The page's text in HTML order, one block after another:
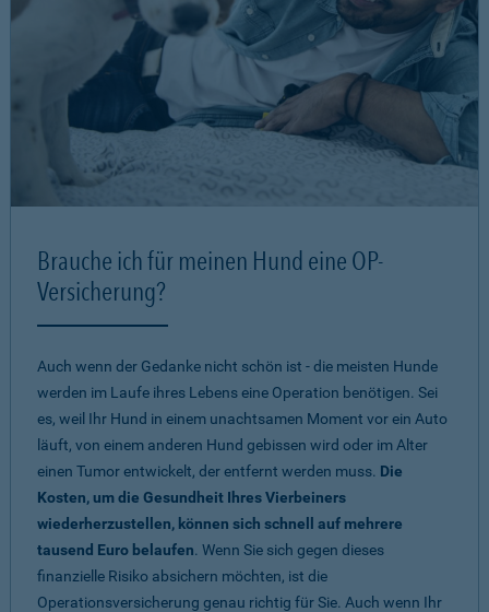
Brauche ich für meinen Hund eine OP-
Versicherung?
Auch wenn der Gedanke nicht schön ist - die meisten Hunde
werden im Laufe ihres Lebens eine Operation benötigen. Sei
es, weil Ihr Hund in einem unachtsamen Moment vor ein Auto
läuft, von einem anderen Hund gebissen wird oder im Alter
einen Tumor entwickelt, der entfernt werden muss. Die
Kosten, um die Gesundheit Ihres Vierbeiners
wiederherzustellen, können sich schnell auf mehrere
tausend Euro belaufen. Wenn Sie sich gegen dieses
finanzielle Risiko absichern möchten, ist die
Operationsversicherung genau richtig für Sie. Auch wenn Ihr